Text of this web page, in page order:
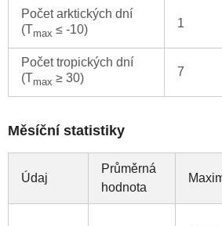
Počet arktických dní
(Tmax ≤ -10) 1
Počet tropických dní
(Tmax ≥ 30) 7
Měsíční statistiky
Údaj
Průměrná
hodnota